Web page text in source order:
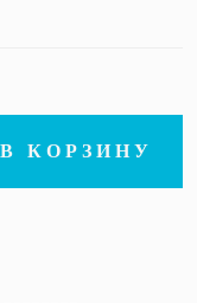
В КОРЗИНУ